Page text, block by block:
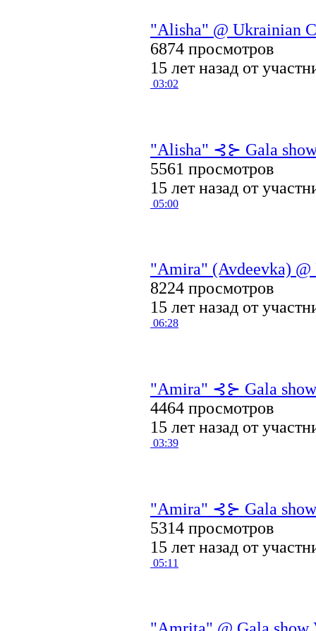
"Alisha" @ Ukrainian
6874 просмотров
15 лет назад от
03:02
"Alisha" ⊰⊱ Gala
5561 просмотров
15 лет назад от
05:00
"Amira" (Avdeevka) @
8224 просмотров
15 лет назад от
06:28
"Amira" ⊰⊱ Gala
4464 просмотров
15 лет назад от
03:39
"Amira" ⊰⊱ Gala
5314 просмотров
15 лет назад от
05:11